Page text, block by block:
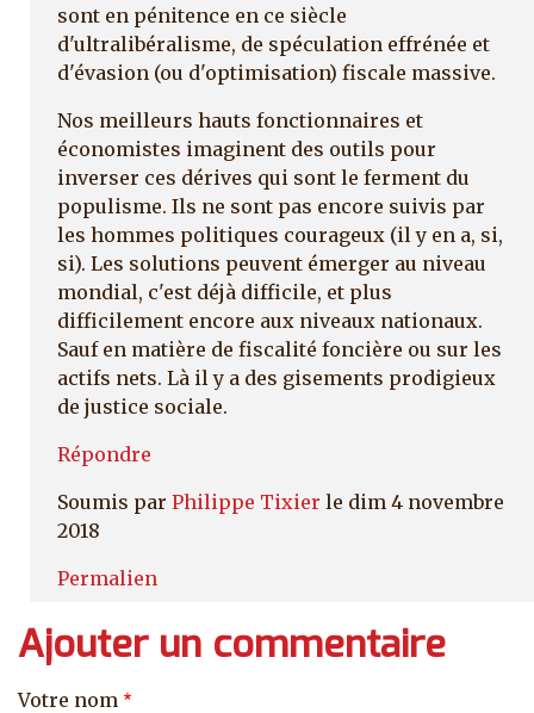
sont en pénitence en ce siècle
d'ultralibéralisme, de spéculation effrénée et
d'évasion (ou d'optimisation) fiscale massive.
Nos meilleurs hauts fonctionnaires et
économistes imaginent des outils pour
inverser ces dérives qui sont le ferment du
populisme. Ils ne sont pas encore suivis par
les hommes politiques courageux (il y en a, si,
si). Les solutions peuvent émerger au niveau
mondial, c'est déjà difficile, et plus
difficilement encore aux niveaux nationaux.
Sauf en matière de fiscalité foncière ou sur les
actifs nets. Là il y a des gisements prodigieux
de justice sociale.
Répondre
Soumis par Philippe Tixier le dim 4 novembre
2018
En réponse à
Permalien
Ajouter un commentaire
Votre nom